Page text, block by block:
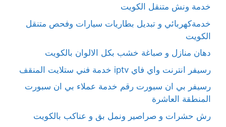
خدمة ونش متنقل الكويت
خدمةكهربائي و تبديل بطاريات سيارات وفحص متنقل
الكويت
دهان منازل و صباغة خشب بكل الالوان بالكويت
رسيفر انترنت واي فاي iptv خدمة فني ستلايت المنقف
رسيفر بي ان سبورت رقم خدمة عملاء بي ان سبورت
المنطقة العاشرة
رش حشرات و صراصير ونمل بق و عناكب بالكويت